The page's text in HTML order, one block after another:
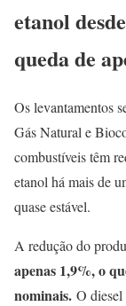
etanol
queda de
Os levantamentos
Gás Natural e
combustíveis têm
etanol há mais de
quase estável.
A redução do
apenas 1,9%, o
nominais. O diesel